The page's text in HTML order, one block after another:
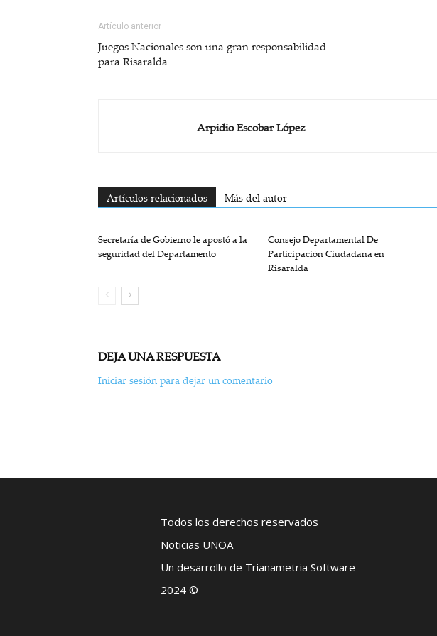
Artículo anterior
Juegos Nacionales son una gran responsabilidad
para Risaralda
Arpidio Escobar López
Artículos relacionados Más del autor
Secretaría de Gobierno le apostó a la
seguridad del Departamento
Consejo Departamental De
Participación Ciudadana en
Risaralda
DEJA UNA RESPUESTA
Iniciar sesión para dejar un comentario
Todos los derechos reservados
Noticias UNOA
Un desarrollo de Trianametria Software
2024 ©